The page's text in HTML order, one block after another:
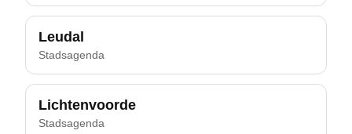
Leudal
Stadsagenda
Lichtenvoorde
Stadsagenda